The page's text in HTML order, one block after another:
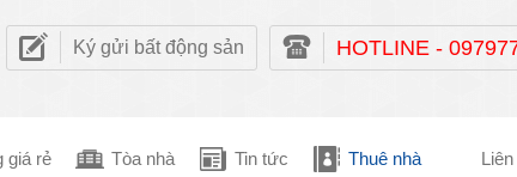
Ký gửi bất động sản HOTLINE -
giá rẻ Tòa nhà Tin tức Thuê nhà